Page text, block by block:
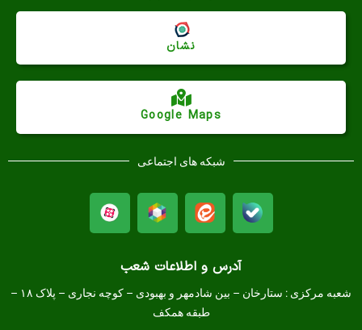
آدرس و اطلاعات شعب
شعبه مرکزی :
ستارخان – بین شادمهر و بهبودی – کوچه نجاری – پلاک ۱۸ –
طبقه همکف
Google Maps
نشان
شبکه های اجتماعی